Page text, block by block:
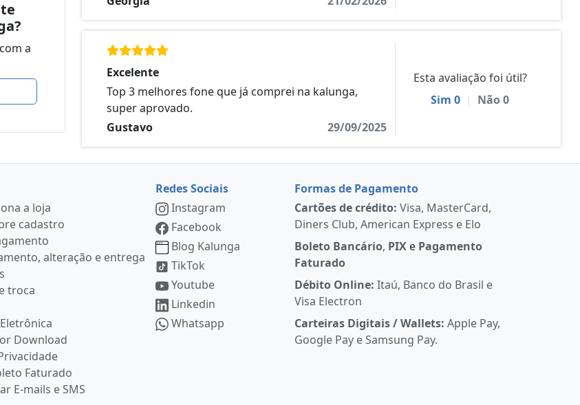
a
Excelente
Top 3 melhores fone que já comprei na kalunga,
super aprovado.
Gustavo
29/09/2025
Esta avaliação foi útil?
Sim 0 | Não0
a loja
cadastro
alteração e entrega
troca
Download
Faturado
E-mails e SMS
Redes Sociais
Instagram
Facebook
Blog Kalunga
TikTok
Youtube
Linkedin
Whatsapp
Formas de Pagamento
Cartões de crédito: Visa, MasterCard,
Diners Club, American Express e Elo
Boleto Bancário, PIX e Pagamento
Faturado
Débito Online: Itaú, Banco do Brasil e
Visa Electron
Carteiras Digitais / Wallets:Apple Pay,
Google Pay e Samsung Pay.